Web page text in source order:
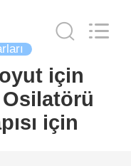
için
için